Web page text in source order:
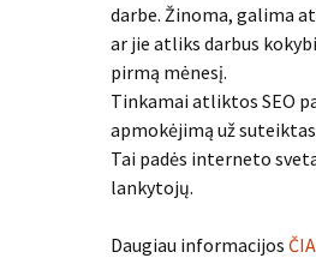
darbe. Žinoma, galima
ar jie atliks darbus
pirmą mėnesį.
Tinkamai atliktos SEO
apmokėjimą už
Tai padės interneto
lankytojų.
Daugiau informacijos ČIA